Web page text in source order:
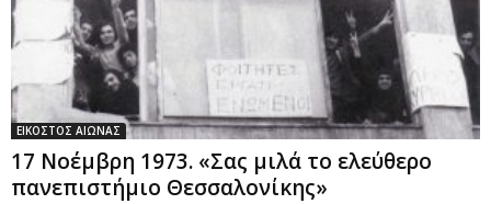
ΕΙΚΟΣΤΟΣ ΑΙΩΝΑΣ
17 Νοέμβρη 1973. «Σας μιλά το ελεύθερο
πανεπιστήμιο Θεσσαλονίκης»